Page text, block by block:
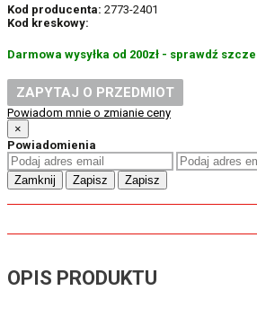
Kod producenta: 2773-2401
Kod kreskowy:
Darmowa wysyłka od 200zł - sprawdź
ZAPYTAJ O PRZEDMIOT
Powiadom mnie o zmianie ceny
×
Powiadomienia
Zamknij Zapisz Zapisz
OPIS PRODUKTU